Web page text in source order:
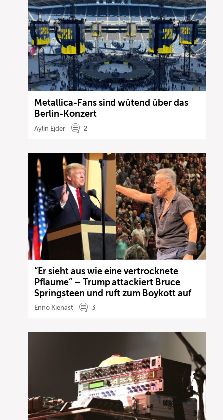
Metallica-Fans sind wütend über das
Berlin-Konzert
Aylin Ejder 2
“Er sieht aus wie eine vertrocknete
Pflaume” – Trump attackiert Bruce
Springsteen und ruft zum Boykott auf
Enno Kienast 3